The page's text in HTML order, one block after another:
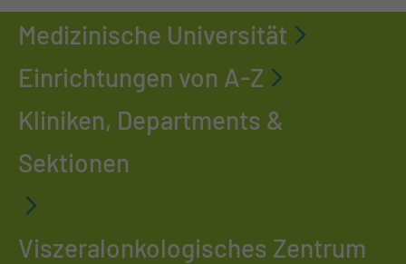
Medizinische Universität
Einrichtungen von A-Z
Kliniken, Departments &
Sektionen
Viszeralonkologisches Zentrum